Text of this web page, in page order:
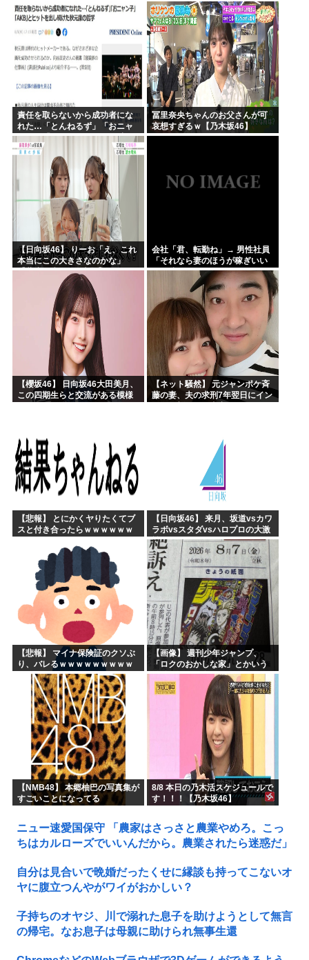
を踏むな！」→広島県民「お前
らの方が汚いんじゃ！」「ワシ
らが広島県民じゃ」
責任を取らないから成功者にな
れた…「とんねるず」「おニャ
ン子」「AKB」とヒットを出し
続けた秋元康の哲学！！！
冨里奈央ちゃんのお父さんが可
哀想すぎるｗ【乃木坂46】
【日向坂46】 りーお「え、これ
本当にこの大きさなのかな」
【藤嶌果歩 1st写真集】
会社「君、転勤ね」→ 男性社員
「それなら妻のほうが稼ぎいい
んで辞めます」⇒ 結果・・・
【櫻坂46】 日向坂46大田美月、
この四期生らと交流がある模様
【ネット騒然】 元ジャンポケ斉
藤の妻、夫の求刑7年翌日にイン
【悲報】 とにかくヤりたくてブ
スと付き合ったらｗｗｗｗｗｗ
【日向坂46】 来月、坂道vsカワ
ラボvsスタダvsハロプロの大激
戦
【悲報】 マイナ保険証のクソぶ
り、バレるｗｗｗｗｗｗｗｗｗ
【画像】 週刊少年ジャンプ、
「ロクのおかしな家」とかいう
微妙な漫画を巻頭カラーにした
せいで100万部切る
【NMB48】 本郷柚巴の写真集が
すごいことになってる
8/8 本日の乃木活スケジュールで
す！！！【乃木坂46】
ニュー速愛国保守 「農家はさっさと農業やめろ。こっ
ちはカルローズでいいんだから。農業されたら迷惑だ」
自分は見合いで晩婚だったくせに縁談も持ってこないオ
ヤに腹立つんやがワイがおかしい？
子持ちのオヤジ、川で溺れた息子を助けようとして無言
の帰宅。なお息子は母親に助けられ無事生還